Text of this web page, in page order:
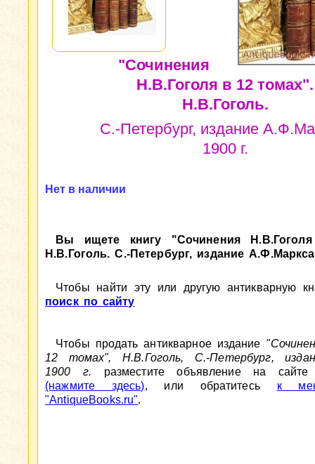
"Сочинения
Н.В.Гоголя в 12 томах".
Н.В.Гоголь.
С.-Петербург, издание
1900 г.
Нет в наличии
Вы ищете книгу "Сочинения
Н.В.Гоголь. С.-Петербург, издание
Чтобы найти эту или другую антикварную
поиск по сайту
Чтобы продать антикварное издание
12 томах", Н.В.Гоголь, С.-Петербург,
1900 г. разместите объявление на сайте
(нажмите здесь), или обратитесь к
"AntiqueBooks.ru".